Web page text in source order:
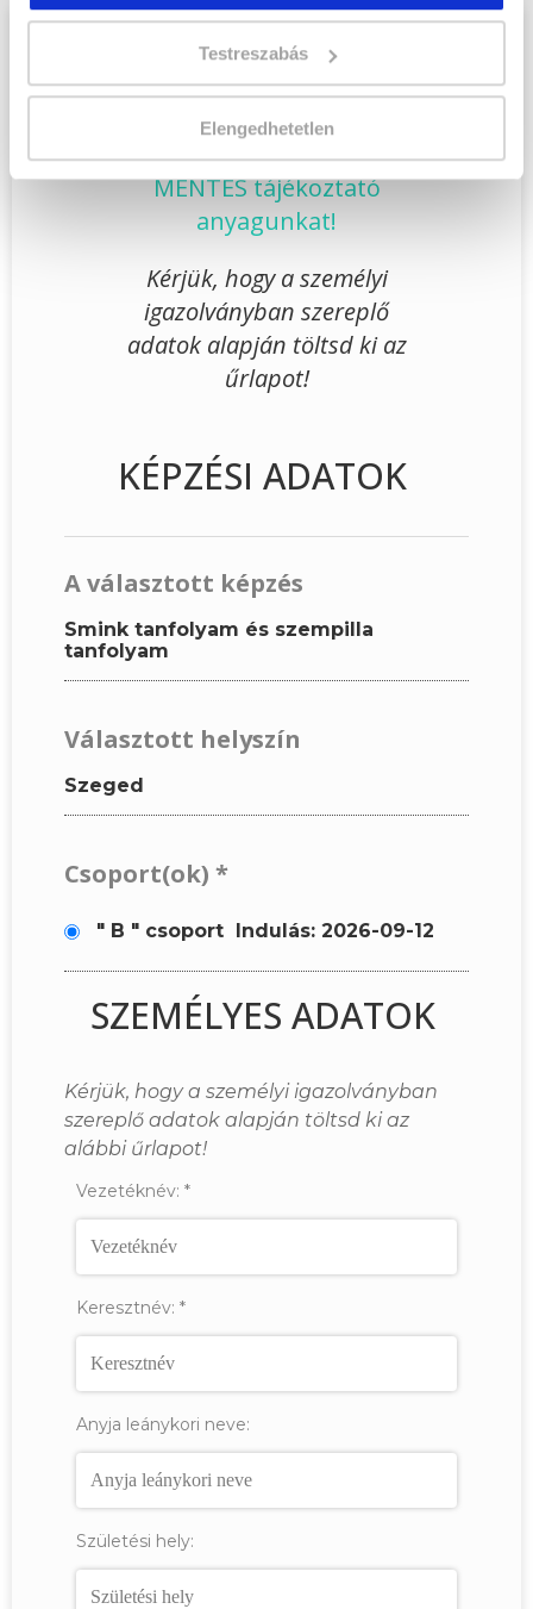
Testreszabás
Elengedhetetlen
Töltsd ki adatlapunkat,
hogy eljuttathassuk Hozzád
INGYENES és MINDEN
KÖTELEZETTSÉGTŐL
MENTES tájékoztató
anyagunkat!
Kérjük, hogy a személyi
igazolványban szereplő
adatok alapján töltsd ki az
űrlapot!
KÉPZÉSI ADATOK
A választott képzés
Smink tanfolyam és szempilla
tanfolyam
Választott helyszín
Szeged
Csoport(ok) *
" B " csoport Indulás: 2026-09-12
SZEMÉLYES ADATOK
Kérjük, hogy a személyi igazolványban
szereplő adatok alapján töltsd ki az
alábbi űrlapot!
Vezetéknév: *
Keresztnév: *
Anyja leánykori neve:
Születési hely: